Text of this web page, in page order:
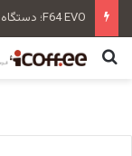
سن‌رمو زویی بلند Tall Cup
جستجو برای